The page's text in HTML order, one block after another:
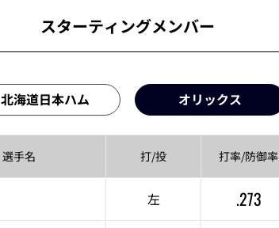
スターティングメンバー
北海道日本ハム オリックス
選手名 打/投 打率/防御率
左 .273